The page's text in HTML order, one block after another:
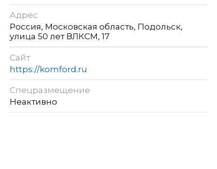
Адрес
Россия, Московская область, Подольск,
улица 50 лет ВЛКСМ, 17
Сайт
https://komford.ru
Спецразмещение
Неактивно